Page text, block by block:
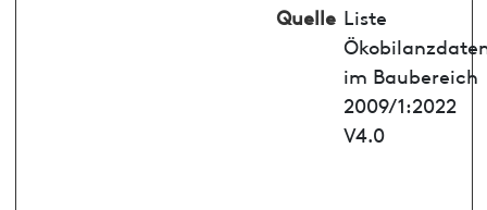
Quelle Liste
im Baubereich
2009/1:2022
V4.0